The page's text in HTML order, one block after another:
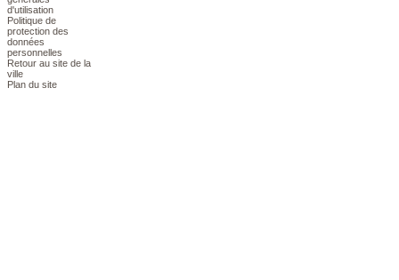
d'utilisation
Politique de
protection des
données
personnelles
Retour au site de la
ville
Plan du site